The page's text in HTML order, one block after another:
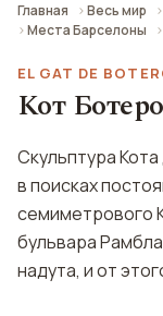
Главная Весь мир
Места Барселоны
EL GAT DE
Кот
Скульптура
в поисках
семиметрового
бульвара
надута, и от